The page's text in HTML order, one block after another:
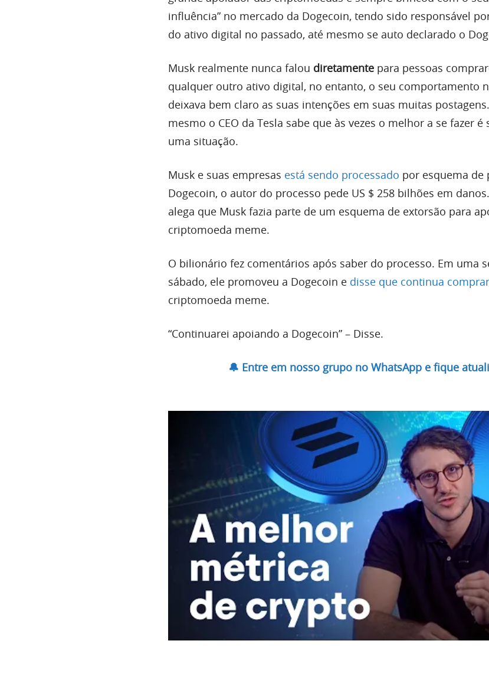
influência” no mercado da Dogecoin, tendo sido responsável
do ativo digital no passado, até mesmo se auto declarado o
Musk realmente nunca falou diretamente para pessoas
qualquer outro ativo digital, no entanto, o seu comportamento
deixava bem claro as suas intenções em suas muitas
mesmo o CEO da Tesla sabe que às vezes o melhor a se fazer
uma situação.
Musk e suas empresas está sendo processado por esquema de
Dogecoin, o autor do processo pede US $ 258 bilhões em
alega que Musk fazia parte de um esquema de extorsão para
criptomoeda meme.
O bilionário fez comentários após saber do processo. Em uma
sábado, ele promoveu a Dogecoin e disse que continua
criptomoeda meme.
“Continuarei apoiando a Dogecoin” – Disse.
🔔 Entre em nosso grupo no WhatsApp e fique